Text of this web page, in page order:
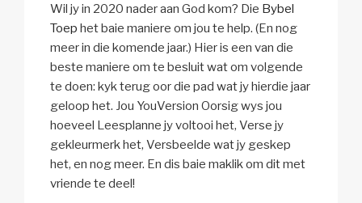
Wil jy in 2020 nader aan God kom? Die Bybel
Toep het baie maniere om jou te help. (En nog
meer in die komende jaar.) Hier is een van die
beste maniere om te besluit wat om volgende
te doen: kyk terug oor die pad wat jy hierdie jaar
geloop het. Jou YouVersion Oorsig wys jou
hoeveel Leesplanne jy voltooi het, Verse jy
gekleurmerk het, Versbeelde wat jy geskep
het, en nog meer. En dis baie maklik om dit met
vriende te deel!